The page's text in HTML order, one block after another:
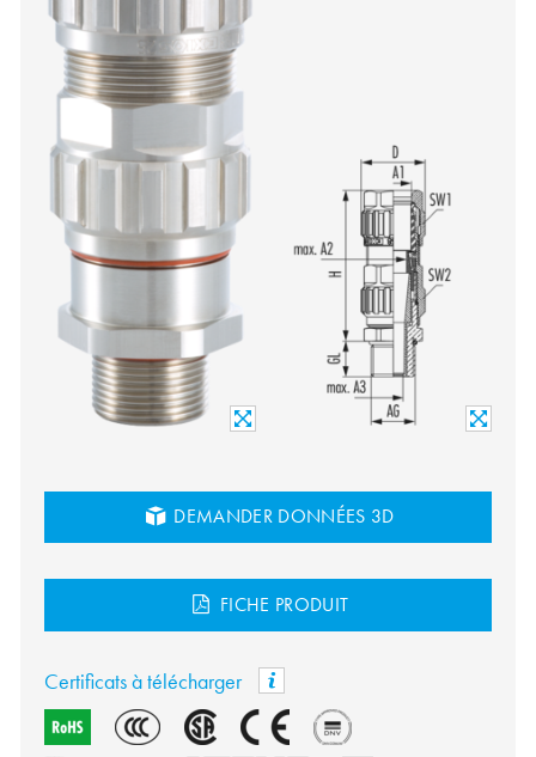
DEMANDER DONNÉES 3D
FICHE PRODUIT
Certificats à télécharger